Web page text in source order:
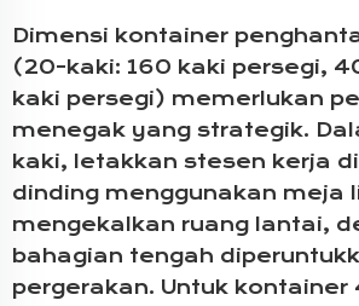
Dimensi kontainer
(20-kaki: 160 kaki persegi,
kaki persegi) memerlukan
menegak yang strategik.
kaki, letakkan stesen kerja
dinding menggunakan meja
mengekalkan ruang lantai,
bahagian tengah
pergerakan. Untuk kontainer